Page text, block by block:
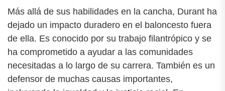
Más allá de sus habilidades en la cancha, Durant ha
dejado un impacto duradero en el baloncesto fuera
de ella. Es conocido por su trabajo filantrópico y se
ha comprometido a ayudar a las comunidades
necesitadas a lo largo de su carrera. También es un
defensor de muchas causas importantes,